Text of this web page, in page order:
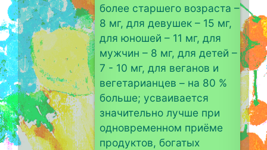
более старшего возраста –
8 мг, для девушек – 15 мг,
для юношей – 11 мг, для
мужчин – 8 мг, для детей –
7 - 10 мг, для веганов и
вегетарианцев – на 80 %
больше; усваивается
значительно лучше при
одновременном приёме
продуктов, богатых